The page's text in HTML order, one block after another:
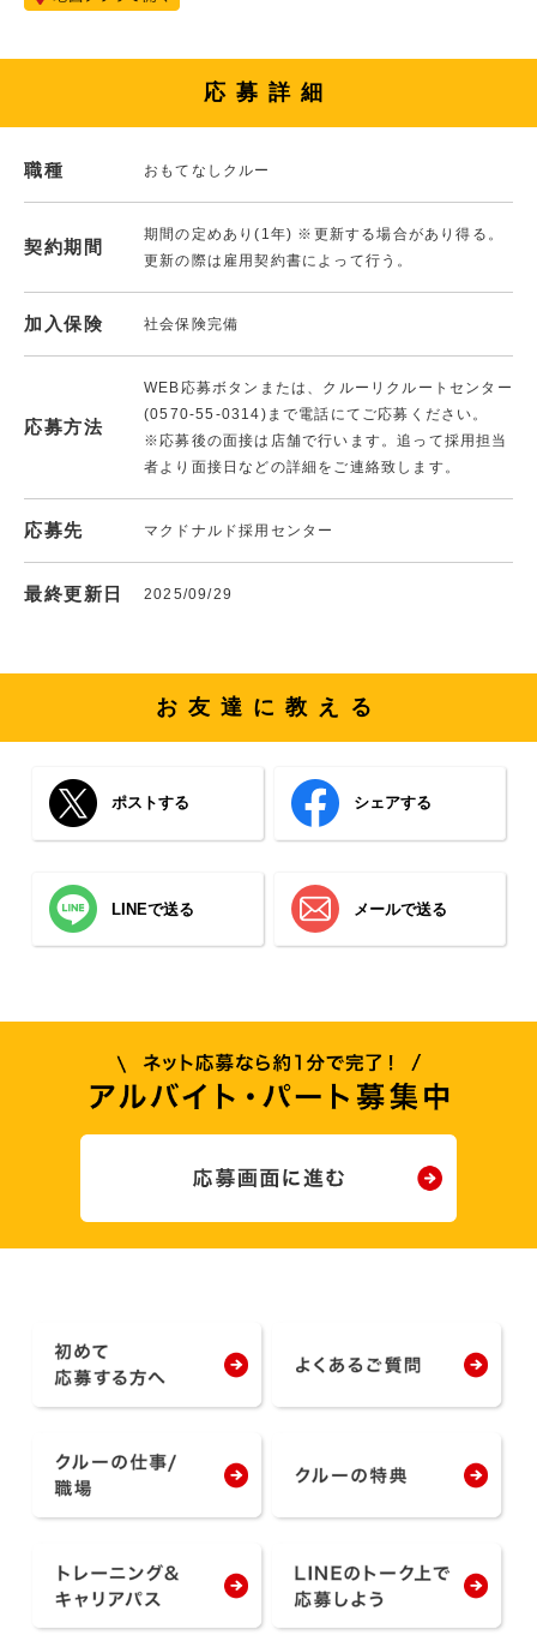
応募詳細
職種 おもてなしクルー
契約期間
期間の定めあり(1年) ※更新する場合があり得る。
更新の際は雇用契約書によって行う。
加入保険 社会保険完備
応募方法
WEB応募ボタンまたは、クルーリクルートセンター
(0570-55-0314)まで電話にてご応募ください。
※応募後の面接は店舗で行います。追って採用担当
者より面接日などの詳細をご連絡致します。
応募先 マクドナルド採用センター
最終更新日 2025/09/29
お友達に教える
ポストする シェアする
LINEで送る メールで送る